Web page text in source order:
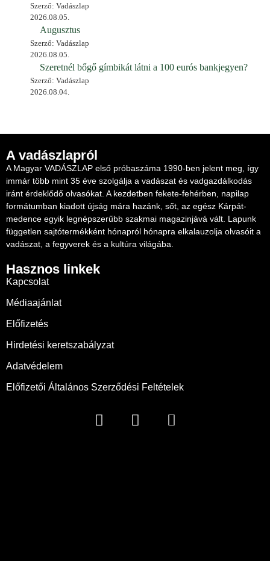
Szerző: Vadászlap
2026.08.05.
Augusztus
Szerző: Vadászlap
2026.08.05.
Szeretnél bőgő gímbikát látni a 100 eurós bankjegyen?
Szerző: Vadászlap
2026.08.04.
A vadászlapról
A Magyar VADÁSZLAP első próbaszáma 1990-ben jelent meg, így
immár több mint 35 éve szolgálja a vadászat és vadgazdálkodás
iránt érdeklődő olvasókat. A kezdetben fekete-fehérben, napilap
formátumban kiadott újság mára hazánk, sőt, az egész Kárpát-
medence egyik legnépszerűbb szakmai magazinjává vált. Lapunk
független sajtótermékként hónapról hónapra elkalauzolja olvasóit a
vadászat, a fegyverek és a kultúra világába.
Hasznos linkek
Kapcsolat
Médiaajánlat
Előfizetés
Hirdetési keretszabályzat
Adatvédelem
Előfizetői Általános Szerződési Feltételek